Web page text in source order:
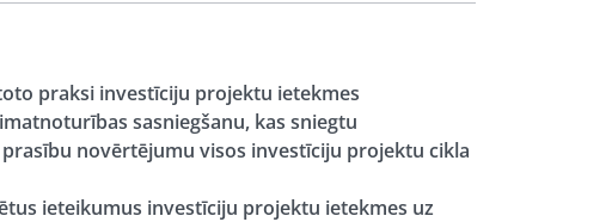
praksi investīciju projektu ietekmes
sasniegšanu, kas sniegtu
novērtējumu visos investīciju projektu cikla
ieteikumus investīciju projektu ietekmes uz